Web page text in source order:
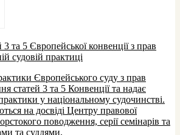
3 та 5 Європейської конвенції з прав
судовій практиці
Європейського суду з прав
статей 3 та 5 Конвенції та надає
у національному судочинстві.
на досвіді Центру правової
поводження, серії семінарів та
та суддями.